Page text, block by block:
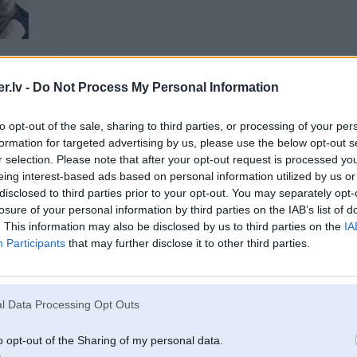
- Do Not Process My Personal Information
opt-out of the sale, sharing to third parties, or processing of your
for targeted advertising by us, please use the below opt-out
selection. Please note that after your opt-out request is processed
interest-based ads based on personal information utilized by us
to third parties prior to your opt-out. You may separately
of your personal information by third parties on the IAB’s list of
This information may also be disclosed by us to third parties on the
Participants that may further disclose it to other third parties.
Data Processing Opt Outs
opt-out of the Sharing of my personal data.
07. Mar 2011, 16:45
07 Mar 2011, 16:44:11 schizo rakstīja:
07 Mar 2011, 16:41:05 diibii rakstīja: